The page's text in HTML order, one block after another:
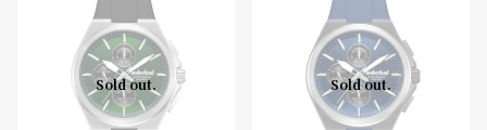
Sold out. Sold out.